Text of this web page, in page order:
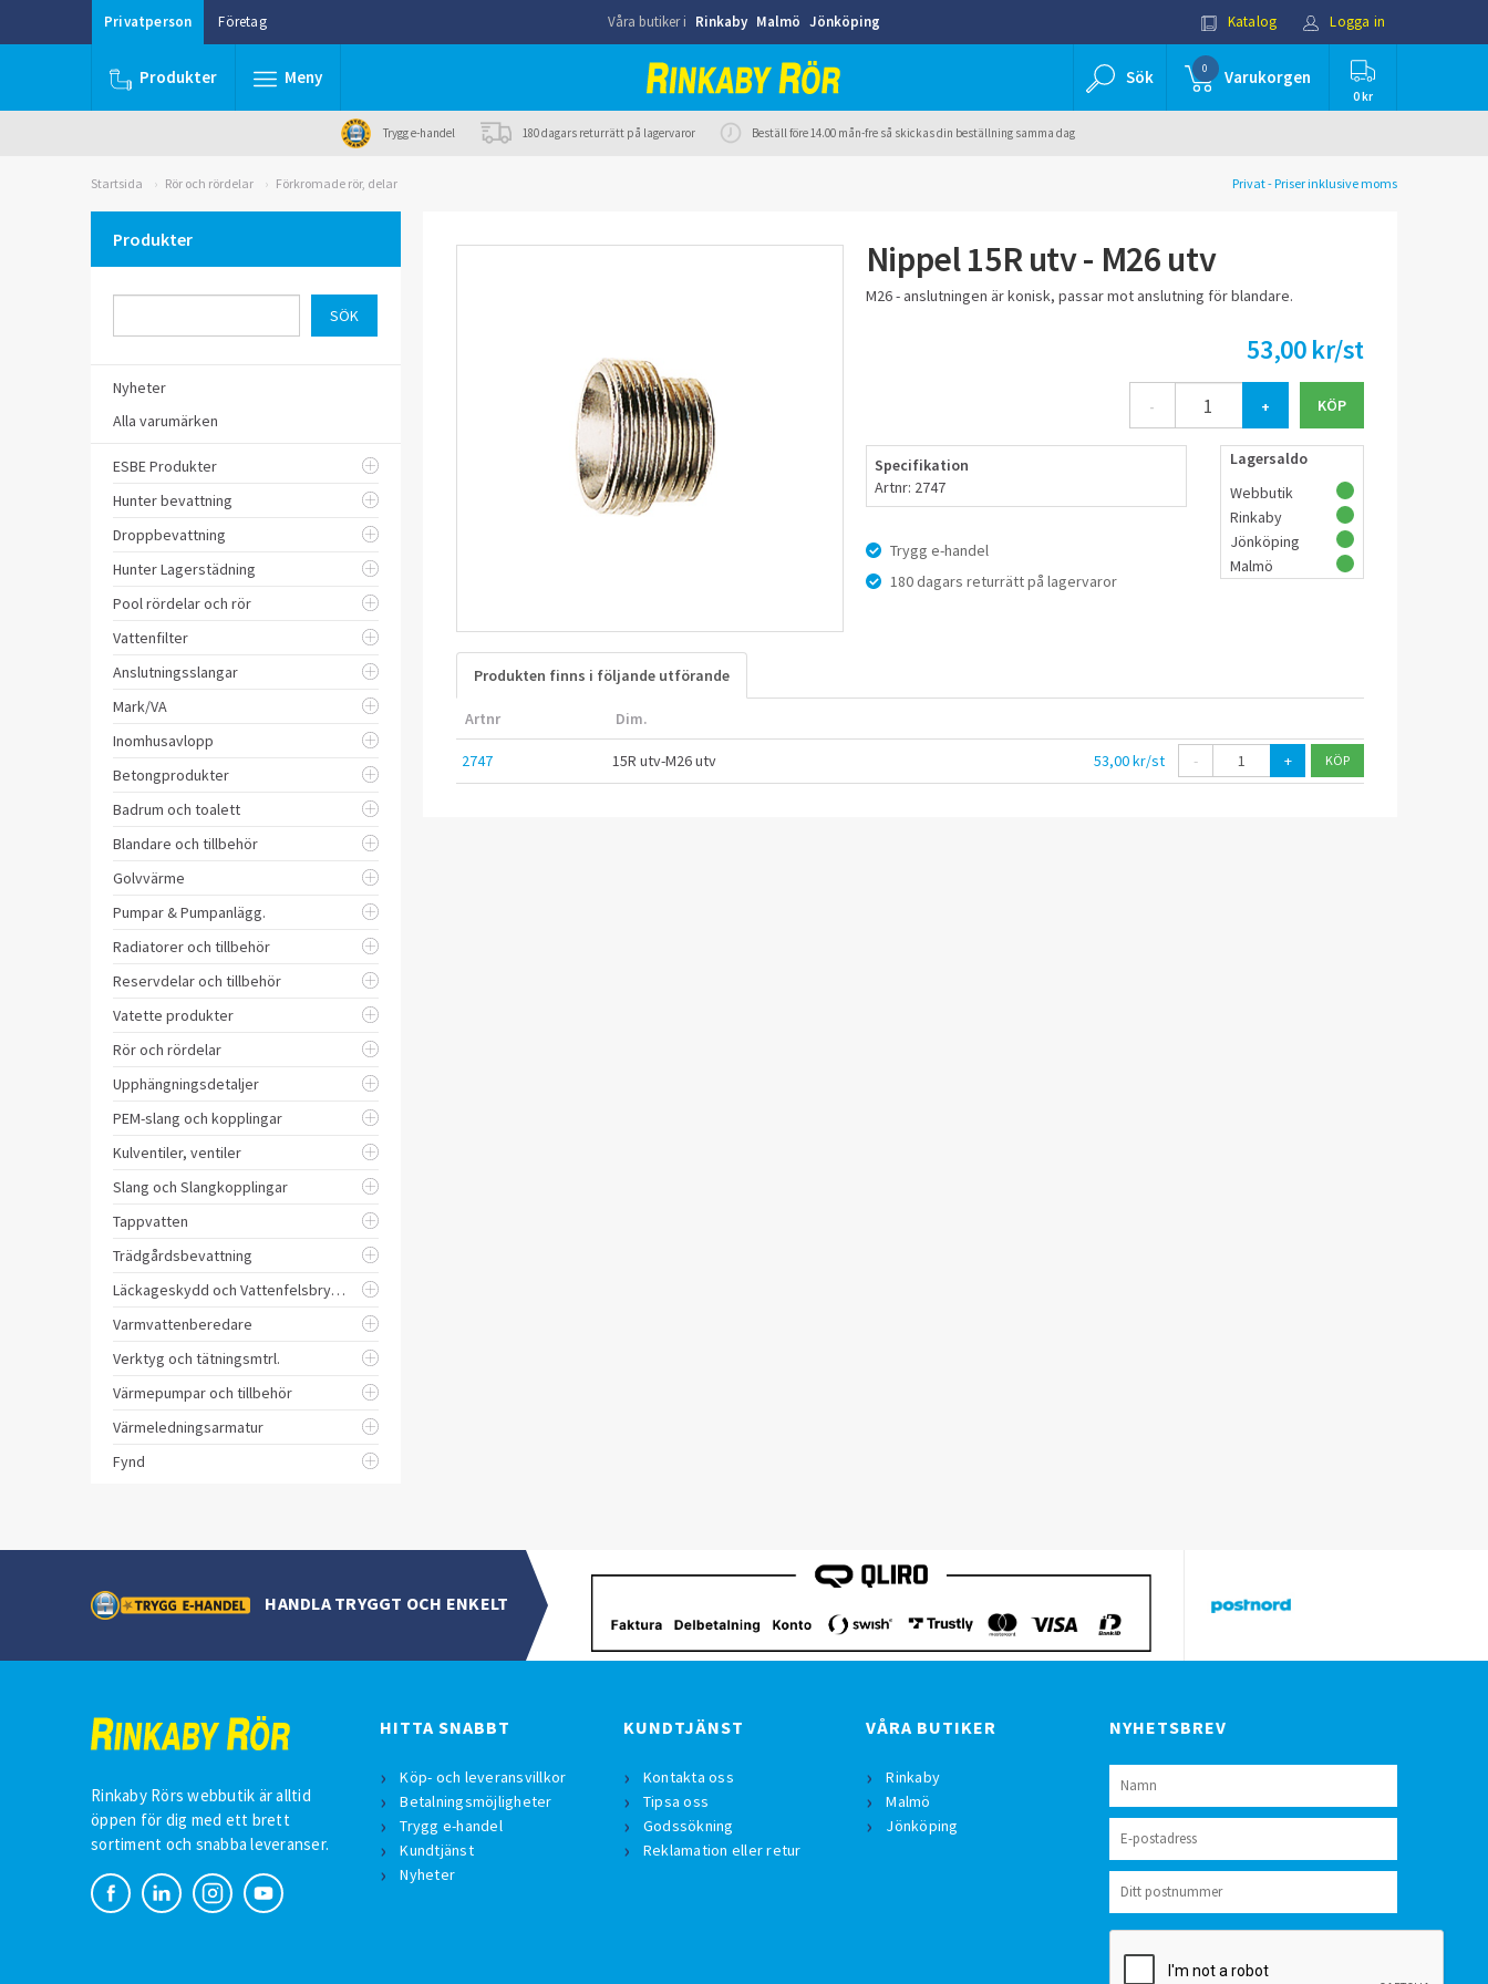
Privatperson Företag Våra butiker i Rinkaby Malmö Jönköping Katalog Logga in
Produkter Meny Sök 0 Varukorgen
0 kr
Trygg e-handel 180 dagars returrätt på lagervaror Beställ före 14.00 mån-fre så skickas din beställning samma dag
Startsida Rör och rördelar Förkromade rör, delar Privat - Priser inklusive moms
Produkter
Nyheter
Alla varumärken
ESBE Produkter
Hunter bevattning
Droppbevattning
Hunter Lagerstädning
Pool rördelar och rör
Vattenfilter
Anslutningsslangar
Mark/VA
Inomhusavlopp
Betongprodukter
Badrum och toalett
Blandare och tillbehör
Golvvärme
Pumpar & Pumpanlägg.
Radiatorer och tillbehör
Reservdelar och tillbehör
Vatette produkter
Rör och rördelar
Upphängningsdetaljer
PEM-slang och kopplingar
Kulventiler, ventiler
Slang och Slangkopplingar
Tappvatten
Trädgårdsbevattning
Läckageskydd och Vattenfelsbrytare
Varmvattenberedare
Verktyg och tätningsmtrl.
Värmepumpar och tillbehör
Värmeledningsarmatur
Fynd
Nippel 15R utv - M26 utv
M26 - anslutningen är konisk, passar mot anslutning för blandare.
53,00 kr/st
- +
Specifikation
Artnr: 2747
Trygg e-handel
180 dagars returrätt på lagervaror
Lagersaldo
Webbutik
Rinkaby
Jönköping
Malmö
Produkten finns i följande utförande
Artnr Dim.
2747 15R utv-M26 utv 53,00 kr/st - +
HANDLA TRYGGT OCH ENKELT
Rinkaby Rörs webbutik är alltid
öppen för dig med ett brett
sortiment och snabba leveranser.
HITTA SNABBT
Köp- och leveransvillkor
Betalningsmöjligheter
Trygg e-handel
Kundtjänst
Nyheter
KUNDTJÄNST
Kontakta oss
Tipsa oss
Godssökning
Reklamation eller retur
VÅRA BUTIKER
Rinkaby
Malmö
Jönköping
NYHETSBREV